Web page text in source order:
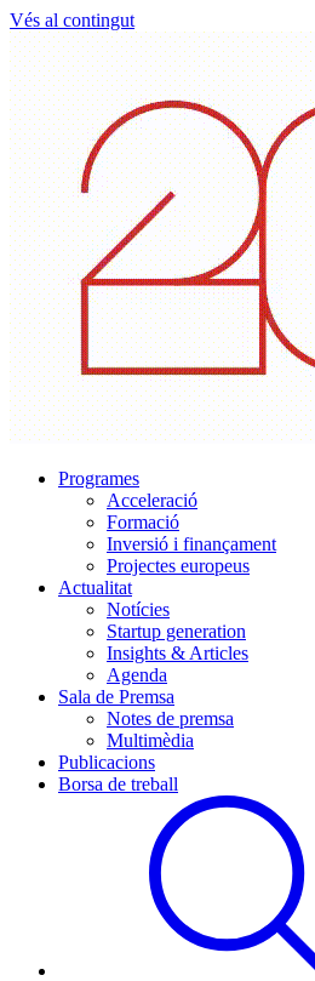
Vés al contingut
Programes
Acceleració
Formació
Inversió i finançament
Projectes europeus
Actualitat
Notícies
Startup generation
Insights & Articles
Agenda
Sala de Premsa
Notes de premsa
Multimèdia
Publicacions
Borsa de treball